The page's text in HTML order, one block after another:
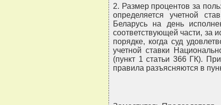
2. Размер процентов за
определяется учетной
Беларусь на день
соответствующей части, за
порядке, когда суд
учетной ставки
(пункт 1 статьи 366 ГК).
правила разъясняются в